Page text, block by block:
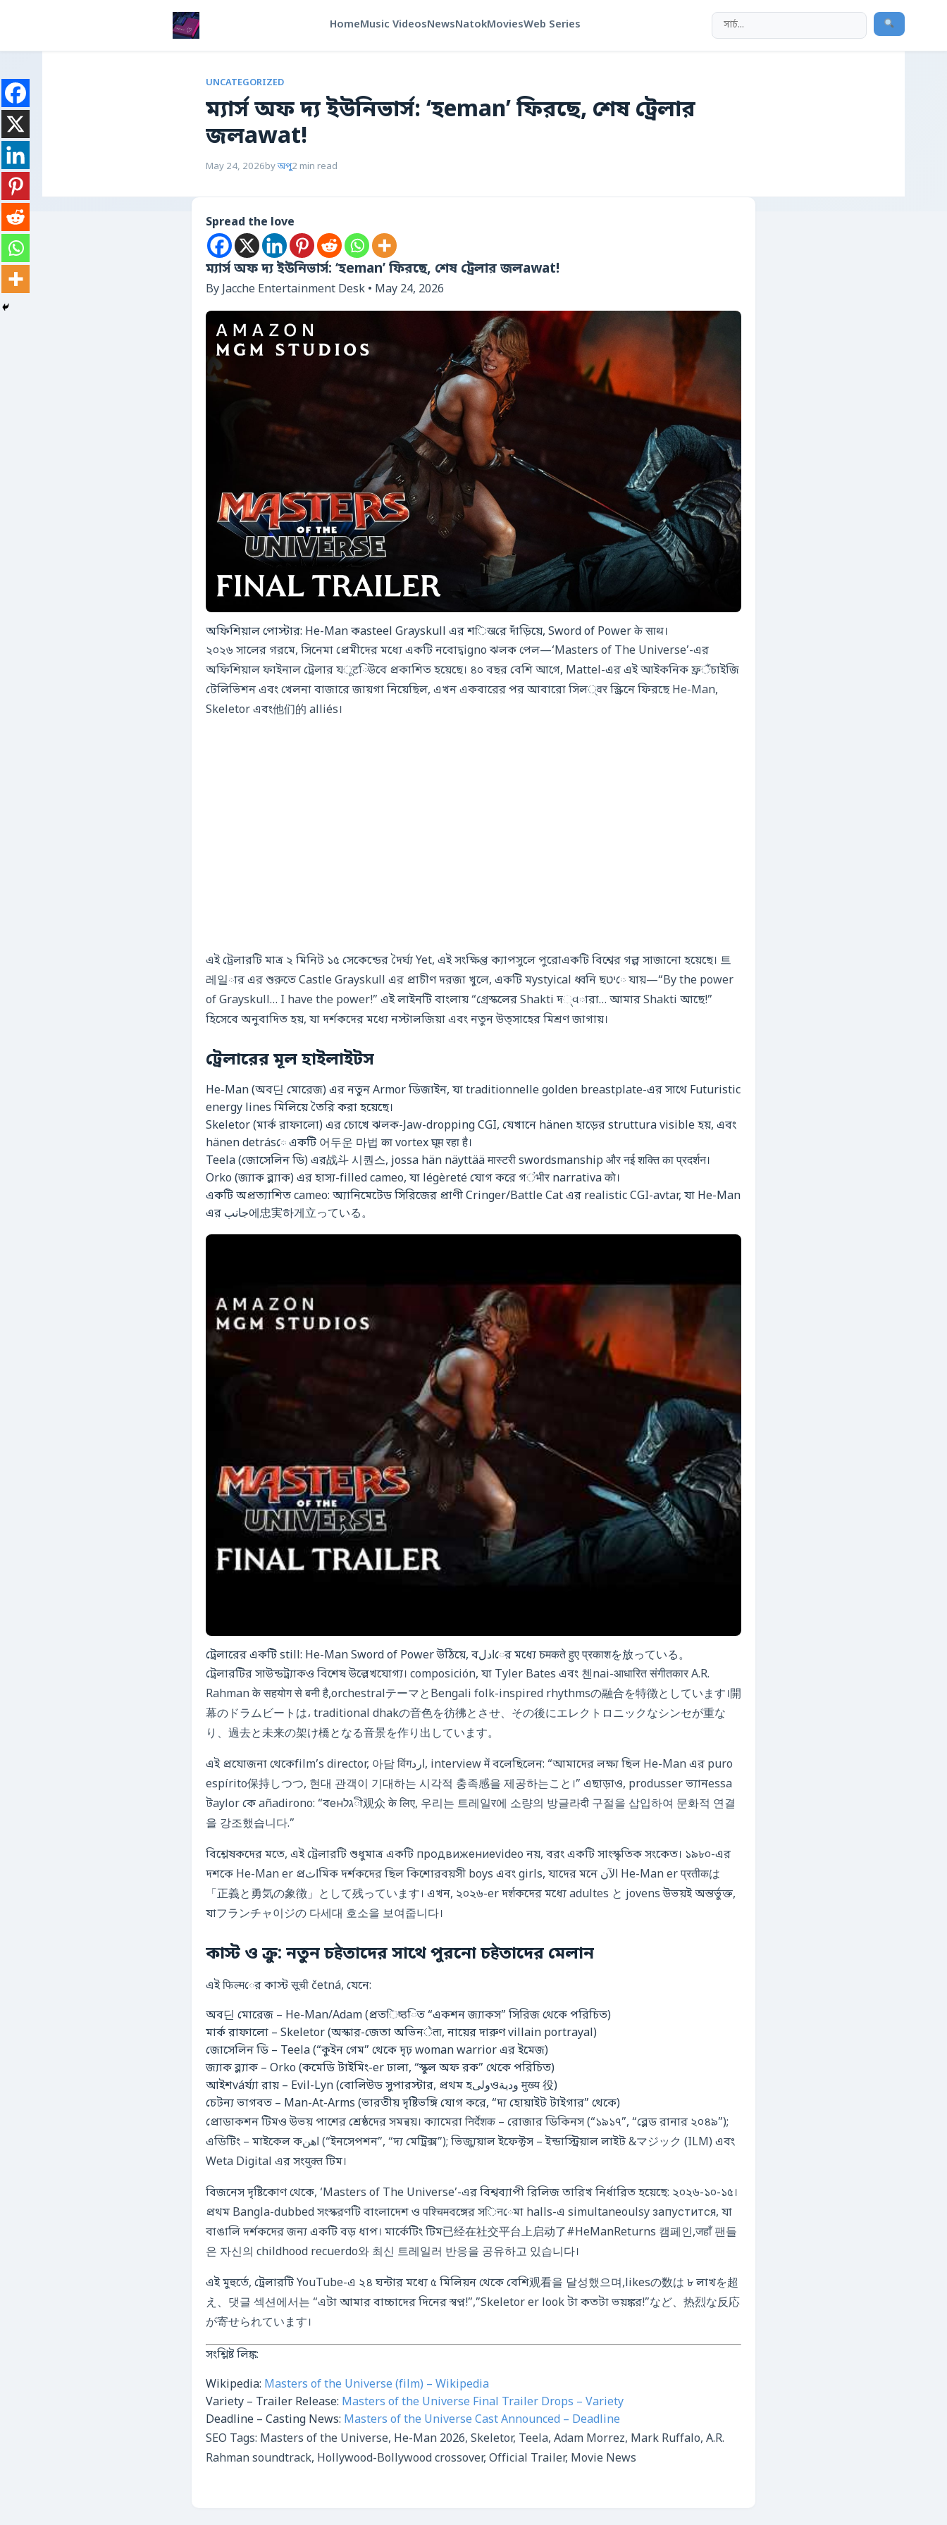
HomeMusic VideosNewsNatokMoviesWeb Series
UNCATEGORIZED
ম্যার্স অফ দ্য ইউনিভার্স: ‘হeman’ ফিরছে, শেষ ট্রেলার
জলawat!
May 24, 2026byঅপু2 min read
Spread the love
ম্যার্স অফ দ্য ইউনিভার্স: ‘হeman’ ফিরছে, শেষ ট্রেলার জলawat!
By Jacche Entertainment Desk • May 24, 2026
অফিশিয়াল পোস্টার: He-Man কasteel Grayskull এর শिखরে দাঁড়িয়ে, Sword of Power के साथ।
২০২৬ সালের গরমে, সিনেমা প্রেমীদের মধ্যে একটি নবোদ্বigno ঝলক পেল—‘Masters of The Universe’-এর
অফিশিয়াল ফাইনাল ট্রেলার যूटিউবে প্রকাশিত হয়েছে। ৪০ বছর বেশি আগে, Mattel-এর এই আইকনিক ফ্রैंচাইজি
টেলিভিশন এবং খেলনা বাজারে জায়গা নিয়েছিল, এখন একবারের পর আবারো সিল्वर স্ক্রিনে ফিরছে He-Man,
Skeletor এবং他们的 alliés।
এই ট্রেলারটি মাত্র ২ মিনিট ১৫ সেকেন্ডের দৈর্ঘ্য Yet, এই সংক্ষিপ্ত ক্যাপসুলে পুরোএকটি বিশ্বের গল্প সাজানো হয়েছে। 트
레일ার এর শুরুতে Castle Grayskull এর প্রাচীণ দরজা খুলে, একটি মystyical ধ্বনি ছיטে যায়—“By the power
of Grayskull… I have the power!” এই লাইনটি বাংলায় “গ্রেস্কলের Shakti দ્વারা… আমার Shakti আছে!”
হিসেবে অনুবাদিত হয়, যা দর্শকদের মধ্যে নস্টালজিয়া এবং নতুন উত্সাহের মিশ্রণ জাগায়।
ট্রেলারের মূল হাইলাইটস
He-Man (অব딘 মোরেজ) এর নতুন Armor ডিজাইন, যা traditionnelle golden breastplate-এর সাথে Futuristic
energy lines মিলিয়ে তৈরি করা হয়েছে।
Skeletor (মার্ক রাফালো) এর চোখে ঝলক-Jaw-dropping CGI, যেখানে hänen হাড়ের struttura visible হয়, এবং
hänen detrásে একটি 어두운 마법 का vortex घूम रहा है।
Teela (জোসেলিন ডি) এর战斗 시퀀스, jossa hän näyttää मास्टरी swordsmanship और नई शक्ति का प्रदर्शन।
Orko (জ্যাক ব্ল্যাক) এর হাস্য-filled cameo, যা légèreté যোগ করে গंभीर narrativa को।
একটি অপ্রত্যাশিত cameo: অ্যানিমেটেড সিরিজের প্রাণী Cringer/Battle Cat এর realistic CGI-avtar, যা He-Man
এর جانب에忠実하게立っている。
ট্রেলারের একটি still: He-Man Sword of Power উঠিয়ে, বادلের মধ্যে চमकते हुए प्रकाशを放っている。
ট্রেলারটির সাউন্ডট্র্যাকও বিশেষ উল্লেখযোগ্য। composición, যা Tyler Bates এবং 첸nai-आधारित संगीतकार A.R.
Rahman के सहयोग से बनी है,orchestralテーマとBengali folk-inspired rhythmsの融合を特徴としています।開
幕のドラムビートは، traditional dhakの音色を彷彿とさせ、その後にエレクトロニックなシンセが重な
り、過去と未来の架け橋となる音景を作り出しています。
এই প্রযোজনা থেকেfilm’s director, 아담 विंगارد, interview में বলেছিলেন: “আমাদের লক্ষ্য ছিল He-Man এর puro
espírito保持しつつ, 현대 관객이 기대하는 시각적 충족感을 제공하는こと।” এছাড়াও, produsser ভ্যানessa
টaylor কে añadirono: “বенגלী观众 के लिए, 우리는 트레일र에 소량의 방글라दी 구절을 삽입하여 문화적 연결
을 강조했습니다.”
বিশ্লেষকদের মতে, এই ট্রেলারটি শুধুমাত্র একটি продвижениеvideo নয়, বরং একটি সাংস্কৃতিক সংকেত। ১৯৮০-এর
দশকে He-Man er প্রاثমিক দর্শকদের ছিল কিশোরবয়সী boys এবং girls, যাদের মনে الآن He-Man er प्रतीकは
「正義と勇気の象徴」として残っています। এখন, ২০২৬-er দर्शকদের মধ্যে adultes と jovens উভয়ই অন্তর্ভুক্ত,
যাフランチャ이ジの 다세대 호소을 보여줍니다।
কাস্ট ও ক্রু: নতুন চहेতাদের সাথে পুরনো চहेতাদের মেলান
এই फिल्मের কাস্ট सूची četná, যেনে:
অব딘 মোরেজ – He-Man/Adam (প্রতिष्ठিত “একশন জ্যাকস” সিরিজ থেকে পরিচিত)
মার্ক রাফালো – Skeletor (অস্কার-জেতা অভিনेता, নায়ের দারুণ villain portrayal)
জোসেলিন ডি – Teela (“কুইন গেম” থেকে দৃঢ় woman warrior এর ইমেজ)
জ্যাক ব্ল্যাক – Orko (কমেডি টাইমিং-er ঢালা, “স্কুল অফ রক” থেকে পরিচিত)
আইশváর্য্যা রায় – Evil-Lyn (বোলিউড সুপারস্টার, প্রথম হولیওودية मुख्य 役)
চেটন্য ভাগবত – Man-At-Arms (ভারতীয় দৃষ্টিভঙ্গি যোগ করে, “দ্য হোয়াইট টাইগার” থেকে)
প্রোডাকশন টিমও উভয় পাশের শ্রেষ্ঠদের সমন্বয়। ক্যামেরা निर्देशक – রোজার ডিকিনস (“১৯১৭”, “ব্লেড রানার ২০৪৯”);
এডিটিং – মাইকেল কاهن (“ইনসেপশন”, “দ্য মেট্রিক্স”); ভিজ্যুয়াল ইফেক্টস – ইন্ডাস্ট্রিয়াল লাইট &マジック (ILM) এবং
Weta Digital এর সংयुक्त টিম।
বিজনেস দৃষ্টিকোণ থেকে, ‘Masters of The Universe’-এর বিশ্বব্যাপী রিলিজ তারিখ নির্ধারিত হয়েছে: ২০২৬-১০-১৫।
প্রথম Bangla-dubbed সংস্করণটি বাংলাদেশ ও पश्चिमবঙ্গের সिनেমা halls-এ simultaneoulsy запустится, যা
বাঙালি দর্শকদের জন্য একটি বড় ধাপ। মার্কেটিং টিম已经在社交平台上启动了#HeManReturns 캠페인,जहाँ 팬들
은 자신의 childhood recuerdo와 최신 트레일러 반응을 공유하고 있습니다।
এই মুহুর্তে, ট্রেলারটি YouTube-এ ২৪ ঘন্টার মধ্যে ৫ মিলিয়ন থেকে বেশি观看을 달성했으며,likesの数は ৮ লাখを超
え、댓글 섹션에서는 “এটা আমার বাচ্চাদের দিনের স্বপ্ন!”,”Skeletor er look টা কতটা ভয়ঙ্কর!”など、热烈な反応
が寄せられています।
সংশ্লিষ্ট লিঙ্ক:
Wikipedia: Masters of the Universe (film) – Wikipedia
Variety – Trailer Release: Masters of the Universe Final Trailer Drops – Variety
Deadline – Casting News: Masters of the Universe Cast Announced – Deadline
SEO Tags: Masters of the Universe, He-Man 2026, Skeletor, Teela, Adam Morrez, Mark Ruffalo, A.R.
Rahman soundtrack, Hollywood-Bollywood crossover, Official Trailer, Movie News